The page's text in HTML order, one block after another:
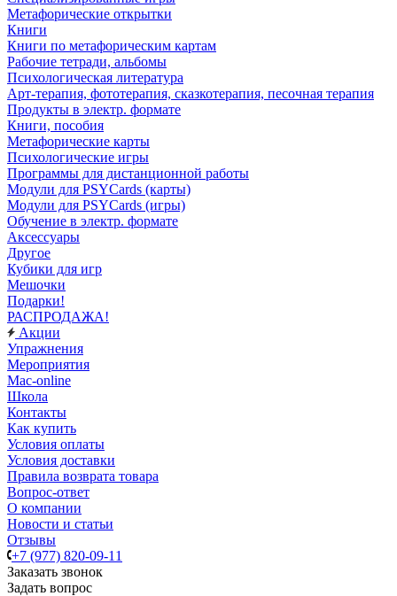
Метафорические открытки
Книги
Книги по метафорическим картам
Рабочие тетради, альбомы
Психологическая литература
Арт-терапия, фототерапия, сказкотерапия, песочная терапия
Продукты в электр. формате
Книги, пособия
Метафорические карты
Психологические игры
Программы для дистанционной работы
Модули для PSYCards (карты)
Модули для PSYCards (игры)
Обучение в электр. формате
Аксессуары
Другое
Кубики для игр
Мешочки
Подарки!
РАСПРОДАЖА!
Акции
Упражнения
Мероприятия
Mac-online
Школа
Контакты
Как купить
Условия оплаты
Условия доставки
Правила возврата товара
Вопрос-ответ
О компании
Новости и статьи
Отзывы
+7 (977) 820-09-11
Заказать звонок
Задать вопрос